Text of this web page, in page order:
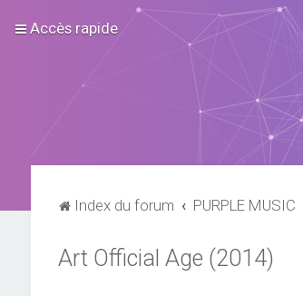
Accès rapide
Index du forum PURPLE MUSIC
Art Official Age (2014)